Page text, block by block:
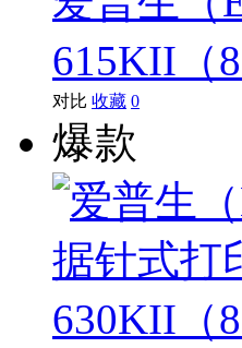
615KII（
对比 收藏 0
爆款